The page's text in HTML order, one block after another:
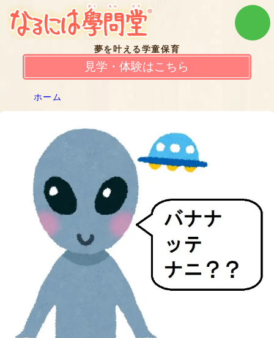
夢を叶える学童保育
見学・体験はこちら
ホーム